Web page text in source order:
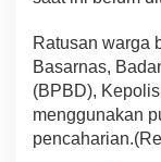
Ratusan warga
Basarnas,
(BPBD),
menggunakan